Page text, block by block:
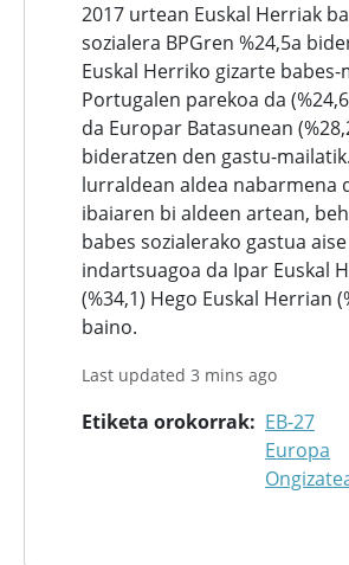
2017 urtean Euskal Herriak
sozialera BPGren %24,5a
Euskal Herriko gizarte babes-
Portugalen parekoa da
da Europar Batasunean
bideratzen den gastu-
lurraldean aldea nabarmena
ibaiaren bi aldeen artean,
babes sozialerako gastua aise
indartsuagoa da Ipar Euskal
(%34,1) Hego Euskal Herrian
baino.
Last updated 3 mins ago
Etiketa orokorrak
EB-27
Europa